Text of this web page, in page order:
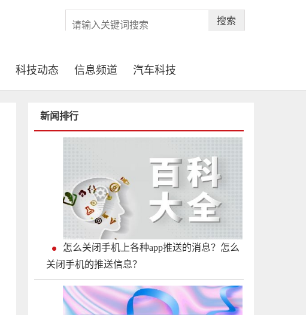
搜索
科技动态 信息频道 汽车科技
新闻排行
怎么关闭手机上各种app推送的消息？怎么
关闭手机的推送信息？